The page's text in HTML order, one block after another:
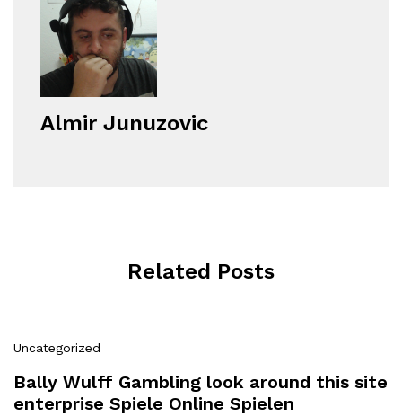
Almir Junuzovic
Related Posts
Uncategorized
Bally Wulff Gambling look around this site
enterprise Spiele Online Spielen